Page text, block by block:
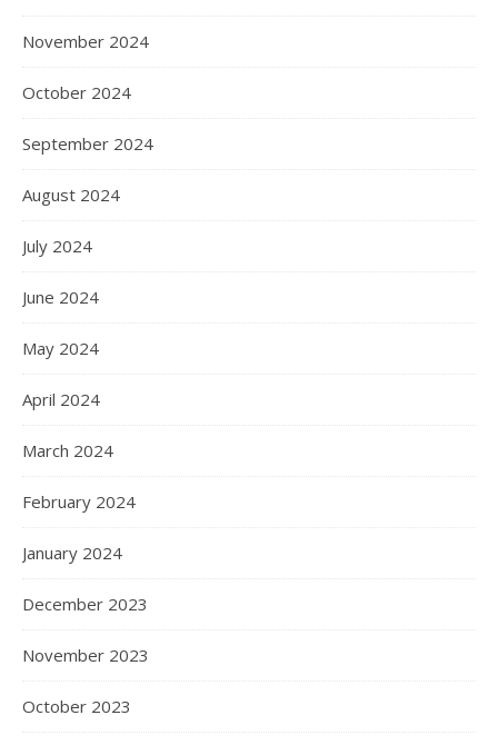
November 2024
October 2024
September 2024
August 2024
July 2024
June 2024
May 2024
April 2024
March 2024
February 2024
January 2024
December 2023
November 2023
October 2023